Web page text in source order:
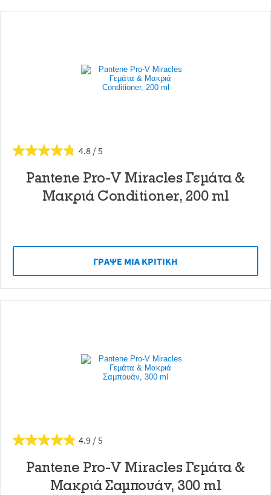
4.8
Pantene Pro-V Miracles Γεμάτα &
Μακριά Conditioner, 200 ml
ΓΡAΨΕ ΜIΑ ΚΡΙΤΙΚH
4.9
Pantene Pro-V Miracles Γεμάτα &
Μακριά Σαμπουάν, 300 ml